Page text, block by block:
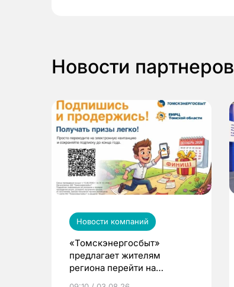
Новости партнеров
Новости компаний
«Томскэнергосбыт»
предлагает жителям
региона перейти на